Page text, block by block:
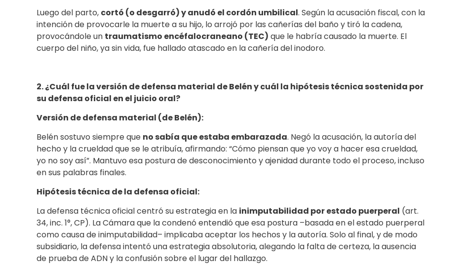
Luego del parto, cortó (o desgarró) y anudó el cordón umbilical. Según la acusación fiscal, con la
intención de provocarle la muerte a su hijo, lo arrojó por las cañerías del baño y tiró la cadena,
provocándole un traumatismo encéfalocraneano (TEC) que le habría causado la muerte. El
cuerpo del niño, ya sin vida, fue hallado atascado en la cañería del inodoro.
2. ¿Cuál fue la versión de defensa material de Belén y cuál la hipótesis técnica sostenida por
su defensa oficial en el juicio oral?
Versión de defensa material (de Belén):
Belén sostuvo siempre que no sabía que estaba embarazada. Negó la acusación, la autoría del
hecho y la crueldad que se le atribuía, afirmando: “Cómo piensan que yo voy a hacer esa crueldad,
yo no soy así”. Mantuvo esa postura de desconocimiento y ajenidad durante todo el proceso, incluso
en sus palabras finales.
Hipótesis técnica de la defensa oficial:
La defensa técnica oficial centró su estrategia en la inimputabilidad por estado puerperal (art.
34, inc. 1°, CP). La Cámara que la condenó entendió que esa postura –basada en el estado puerperal
como causa de inimputabilidad– implicaba aceptar los hechos y la autoría. Solo al final, y de modo
subsidiario, la defensa intentó una estrategia absolutoria, alegando la falta de certeza, la ausencia
de prueba de ADN y la confusión sobre el lugar del hallazgo.